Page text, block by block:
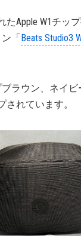
たApple W1チッ
「 Beats Studio3
ラウン、ネイ
されています。